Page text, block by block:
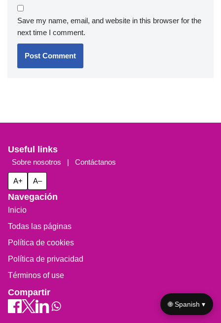
Save my name, email, and website in this browser for the
next time I comment.
Useful links
Sobre nosotros | Contáctanos
A+ A–
Navegación
Inicio
Todas las páginas
Política de cookies
Política de privacidad
Términos of use
Compartir
🌐 Spanish ▾